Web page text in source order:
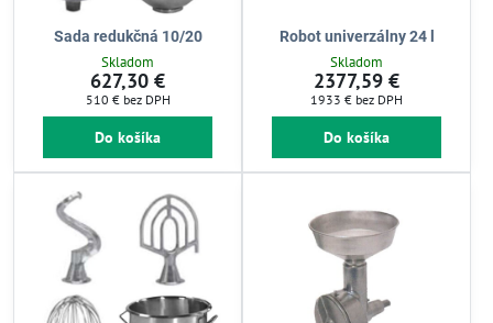
Sada redukčná 10/20
Skladom
627,30 €
510 € bez DPH
Do košíka
Robot univerzálny 24 l
Skladom
2377,59 €
1933 € bez DPH
Do košíka